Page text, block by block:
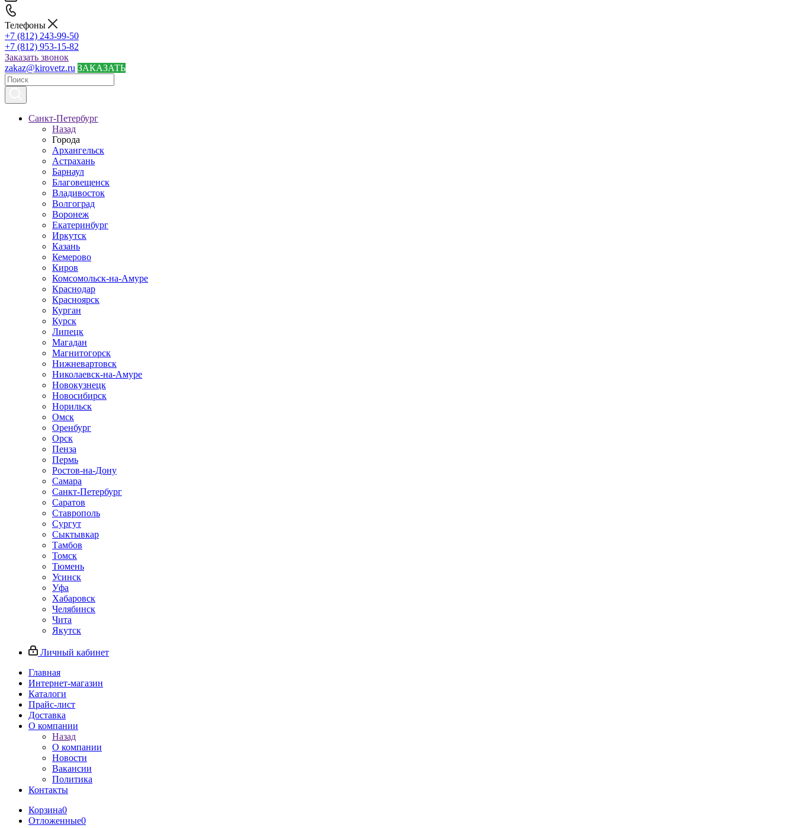
Телефоны
+7 (812) 243-99-50
+7 (812) 953-15-82
Заказать звонок
zakaz@kirovetz.ru ЗАКАЗАТЬ
Санкт-Петербург
Назад
Города
Архангельск
Астрахань
Барнаул
Благовещенск
Владивосток
Волгоград
Воронеж
Екатеринбург
Иркутск
Казань
Кемерово
Киров
Комсомольск-на-Амуре
Краснодар
Красноярск
Курган
Курск
Липецк
Магадан
Магнитогорск
Нижневартовск
Николаевск-на-Амуре
Новокузнецк
Новосибирск
Норильск
Омск
Оренбург
Орск
Пенза
Пермь
Ростов-на-Дону
Самара
Санкт-Петербург
Саратов
Ставрополь
Сургут
Сыктывкар
Тамбов
Томск
Тюмень
Усинск
Уфа
Хабаровск
Челябинск
Чита
Якутск
Личный кабинет
Главная
Интернет-магазин
Каталоги
Прайс-лист
Доставка
О компании
Назад
О компании
Новости
Вакансии
Политика
Контакты
Корзина0
Отложенные0